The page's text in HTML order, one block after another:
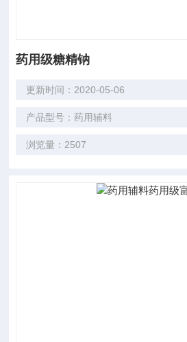
药用级糖精钠
更新时间：2020-05-06
产品型号：药用辅料
浏览量：2507